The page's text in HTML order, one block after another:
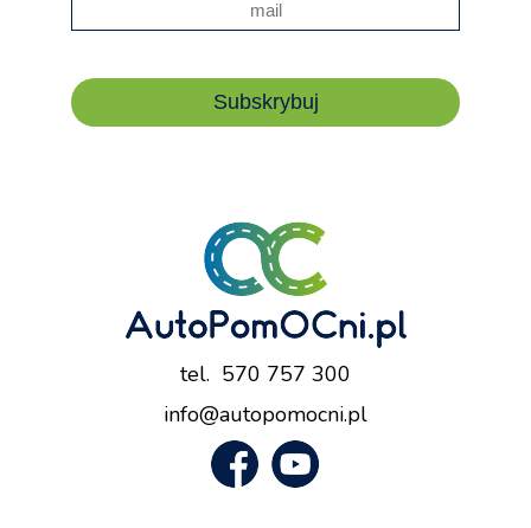
tel. 570 757 300
info@autopomocni.pl
Subskrybuj